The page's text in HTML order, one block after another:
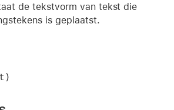
de tekstvorm van tekst die
is geplaatst.